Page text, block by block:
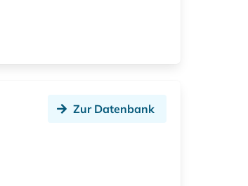
Zur Datenbank